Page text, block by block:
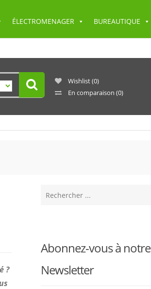
ÉLECTROMENAGER BUREAUTIQUE
Wishlist(0)
En comparaison (0)
?
Abonnez-vous à notre
Newsletter